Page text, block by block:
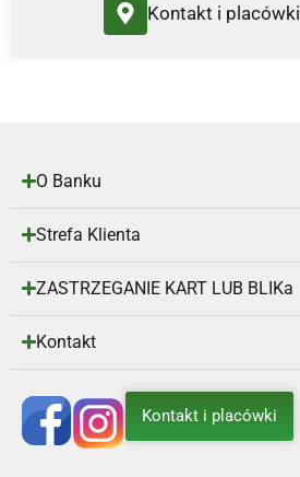
Kontakt i placówki
O Banku
Strefa Klienta
ZASTRZEGANIE KART LUB BLIKa
Kontakt
Kontakt i placówki